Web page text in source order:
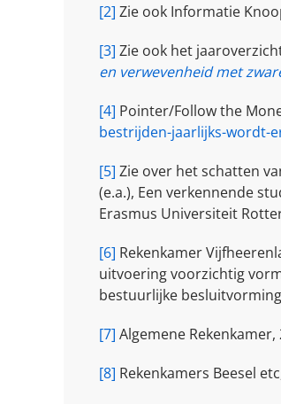
[2] Zie ook Informatie
[3] Zie ook het
en verwevenheid met
[4] Pointer/Follow the
bestrijden-jaarlijks-wordt-
[5] Zie over het schatten
(e.a.), Een verkennende
Erasmus Universiteit
[6] Rekenkamer
uitvoering voorzichtig
bestuurlijke besluitvorming
[7] Algemene Rekenkamer,
[8] Rekenkamers Beesel